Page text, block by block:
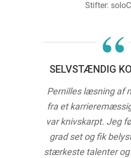
Stifter:
“
SELVSTÆNDIG
Pernilles læsning af
fra et
var knivskarpt. Jeg
grad set og fik
stærkeste talenter